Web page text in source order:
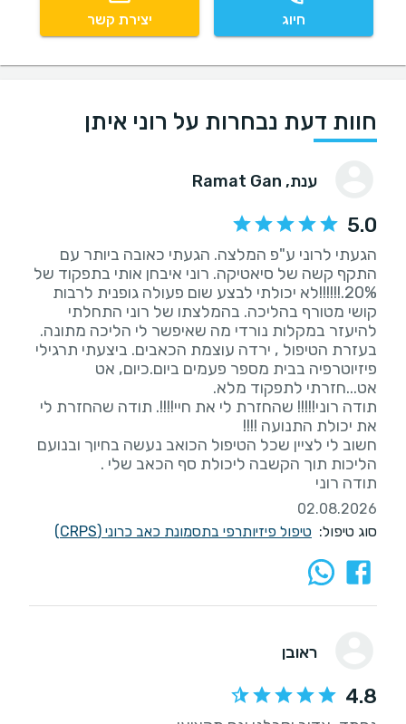
חיוג יצירת קשר
חוות דעת נבחרות על רוני איתן
ענת, Ramat Gan
5.0
הגעתי לרוני ע"פ המלצה. הגעתי כאובה ביותר עם
התקף קשה של סיאטיקה. רוני איבחן אותי בתפקוד של
20%.!!!!!!לא יכולתי לבצע שום פעולה גופנית לרבות
קושי מטורף בהליכה. בהמלצתו של רוני התחלתי
להיעזר במקלות נורדי מה שאיפשר לי הליכה מתונה.
בעזרת הטיפול , ירדה עוצמת הכאבים. ביצעתי תרגילי
פיזיוטרפיה בבית מספר פעמים ביום.כיום, אט
תודה רוני!!!!! שהחזרת לי את חיי!!!!. תודה שהחזרת לי
חשוב לי לציין שכל הטיפול הכואב נעשה בחיוך ובנועם
תודה רוני
02.08.2026
סוג טיפול: טיפול פיזיותרפי בתסמונת כאב כרוני (CRPS)
ראובן
4.8